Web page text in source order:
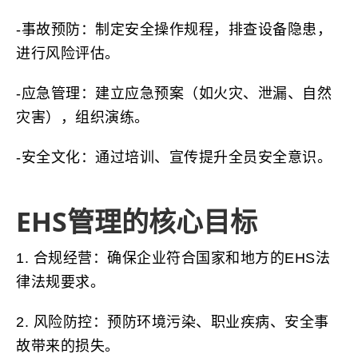
-事故预防：制定安全操作规程，排查设备隐患，
进行风险评估。
-应急管理：建立应急预案（如火灾、泄漏、自然
灾害），组织演练。
-安全文化：通过培训、宣传提升全员安全意识。
EHS管理的核心目标
1. 合规经营：确保企业符合国家和地方的EHS法
律法规要求。
2. 风险防控：预防环境污染、职业疾病、安全事
故带来的损失。